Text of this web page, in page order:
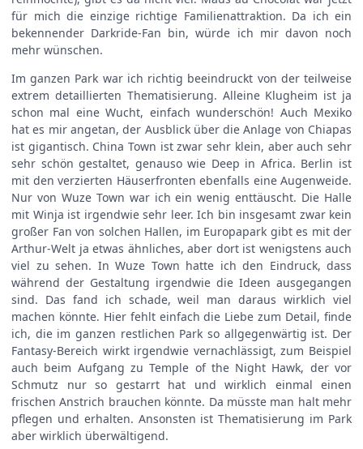
für mich die einzige richtige Familienattraktion. Da ich ein
bekennender Darkride-Fan bin, würde ich mir davon noch
mehr wünschen.
Im ganzen Park war ich richtig beeindruckt von der teilweise
extrem detaillierten Thematisierung. Alleine Klugheim ist ja
schon mal eine Wucht, einfach wunderschön! Auch Mexiko
hat es mir angetan, der Ausblick über die Anlage von Chiapas
ist gigantisch. China Town ist zwar sehr klein, aber auch sehr
sehr schön gestaltet, genauso wie Deep in Africa. Berlin ist
mit den verzierten Häuserfronten ebenfalls eine Augenweide.
Nur von Wuze Town war ich ein wenig enttäuscht. Die Halle
mit Winja ist irgendwie sehr leer. Ich bin insgesamt zwar kein
großer Fan von solchen Hallen, im Europapark gibt es mit der
Arthur-Welt ja etwas ähnliches, aber dort ist wenigstens auch
viel zu sehen. In Wuze Town hatte ich den Eindruck, dass
während der Gestaltung irgendwie die Ideen ausgegangen
sind. Das fand ich schade, weil man daraus wirklich viel
machen könnte. Hier fehlt einfach die Liebe zum Detail, finde
ich, die im ganzen restlichen Park so allgegenwärtig ist. Der
Fantasy-Bereich wirkt irgendwie vernachlässigt, zum Beispiel
auch beim Aufgang zu Temple of the Night Hawk, der vor
Schmutz nur so gestarrt hat und wirklich einmal einen
frischen Anstrich brauchen könnte. Da müsste man halt mehr
pflegen und erhalten. Ansonsten ist Thematisierung im Park
aber wirklich überwältigend.